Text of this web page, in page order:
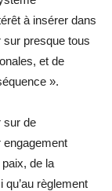
à insérer dans
sur presque tous
et de
».
sur de
engagement
de la
règlement